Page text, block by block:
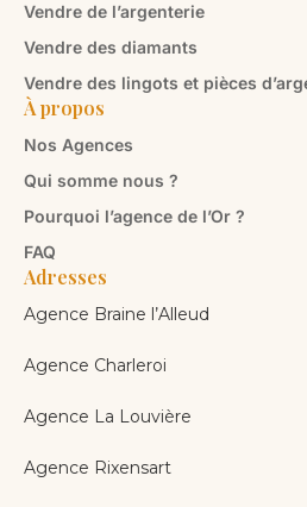
Vendre de l’argenterie
Vendre des diamants
Vendre des lingots et pièces
À propos
Nos Agences
Qui somme nous ?
Pourquoi l’agence de l’Or ?
FAQ
Adresses
Agence Braine l’Alleud
Agence Charleroi
Agence La Louvière
Agence Rixensart